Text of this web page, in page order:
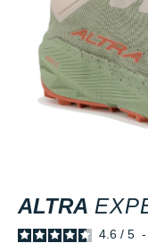
ALTRA
4.6 / 5 -